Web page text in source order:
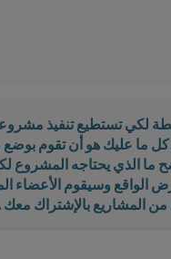
لكي تستطيع تنفيذ
ما عليك هو أن تقوم
ما الذي يحتاجه المشروع
الواقع وسيقوم الأعضاء
من المشاريع بالإشتراك معك